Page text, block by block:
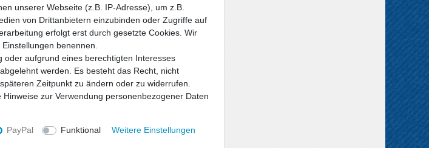
unserer Webseite (z.B. IP-Adresse), um z.B.
von Drittanbietern einzubinden oder Zugriffe auf
erfolgt erst durch gesetzte Cookies. Wir
benennen.
oder aufgrund eines berechtigten Interesses
werden. Es besteht das Recht, nicht
Zeitpunkt zu ändern oder zu widerrufen.
Hinweise zur Verwendung personenbezogener Daten
PayPal Funktional Weitere Einstellungen